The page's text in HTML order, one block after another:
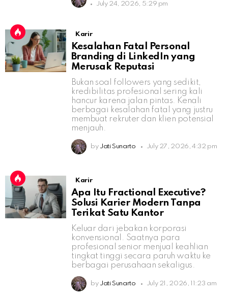
July 24, 2026, 5:29 pm
Karir
Kesalahan Fatal Personal
Branding di LinkedIn yang
Merusak Reputasi
Bukan soal followers yang sedikit,
kredibilitas profesional sering kali
hancur karena jalan pintas. Kenali
berbagai kesalahan fatal yang justru
membuat rekruter dan klien potensial
menjauh.
by Jati Sunarto July 27, 2026, 4:32 pm
Karir
Apa Itu Fractional Executive?
Solusi Karier Modern Tanpa
Terikat Satu Kantor
Keluar dari jebakan korporasi
konvensional. Saatnya para
profesional senior menjual keahlian
tingkat tinggi secara paruh waktu ke
berbagai perusahaan sekaligus.
by Jati Sunarto July 21, 2026, 11:23 am